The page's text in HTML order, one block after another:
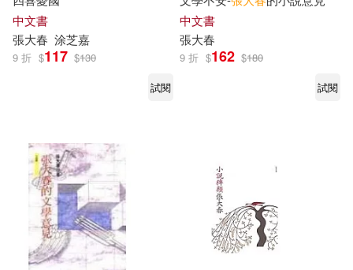
中文書
張大春 涂芝嘉
9 折 $117 $130
試閱
中文書
張大春
9 折 $162 $180
試閱